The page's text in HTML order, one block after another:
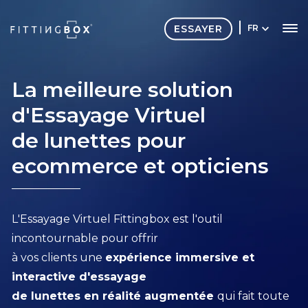
FR
ESSAYER
La meilleure solution
d'Essayage Virtuel
de lunettes pour
ecommerce et opticiens
L'Essayage Virtuel Fittingbox est l'outil
incontournable pour offrir
à vos clients une expérience immersive et
interactive d'essayage
de lunettes en réalité augmentée qui fait toute